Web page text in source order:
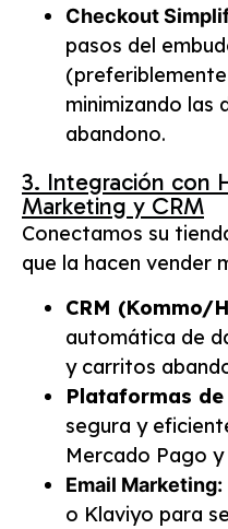
Checkout
pasos del
minimizando las
abandono.
3. Integración con
Marketing y CRM
Conectamos su
que la hacen vender
CRM (Kommo/
automática de
y carritos
Plataformas de
segura y
Mercado Pago
Email Marketing:
o Klaviyo para